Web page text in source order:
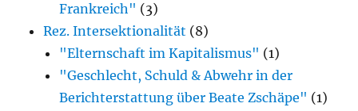
Frankreich" (3)
Rez. Intersektionalität (8)
"Elternschaft im Kapitalismus" (1)
"Geschlecht, Schuld & Abwehr in der
Berichterstattung über Beate Zschäpe" (1)